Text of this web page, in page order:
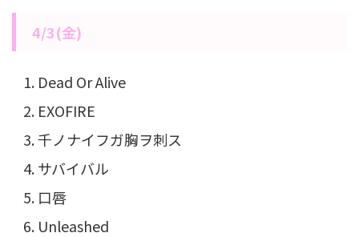
4/3(金)
Dead Or Alive
EXOFIRE
千ノナイフガ胸ヲ刺ス
サバイバル
口唇
Unleashed